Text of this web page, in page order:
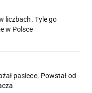
liczbach. Tyle go
w Polsce
pasiece. Powstał od